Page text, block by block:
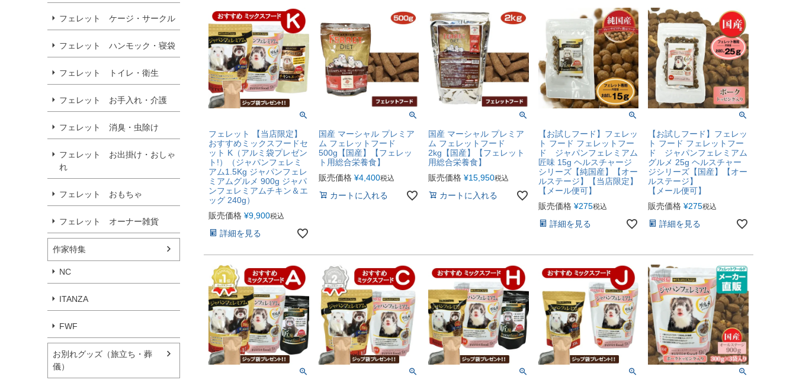
フェレット ケージ・サークル
フェレット ハンモック・寝袋
フェレット トイレ・衛生
フェレット お手入れ・介護
フェレット 消臭・虫除け
フェレット お出掛け・おしゃ
れ
フェレット おもちゃ
フェレット オーナー雑貨
作家特集
NC
ITANZA
FWF
お別れグッズ（旅立ち・葬
儀）
フェレット 【当店限定】
おすすめミックスフードセ
ット K（アルミ袋プレゼン
ト!）（ジャパンフェレミ
アム1.5Kg ジャパンフェレ
ミアムグルメ 900g ジャパ
ンフェレミアムチキン＆エ
ッグ 240g）
販売価格 ¥9,900税込
詳細を見る
国産 マーシャル プレミア
ム フェレットフード
500g【国産】【フェレッ
ト用総合栄養食】
販売価格 ¥4,400税込
カートに入れる
国産 マーシャル プレミア
ム フェレットフード
2kg【国産】【フェレット
用総合栄養食】
販売価格 ¥15,950税込
カートに入れる
【お試しフード】フェレッ
ト フード フェレットフー
ド ジャパンフェレミアム
匠味 15g ヘルスチャージ
シリーズ【純国産】【オー
ルステージ】【当店限定】
【メール便可】
販売価格 ¥275税込
詳細を見る
【お試しフード】フェレッ
ト フード フェレットフー
ド ジャパンフェレミアム
グルメ 25g ヘルスチャー
ジシリーズ【国産】【オー
ルステージ】
【メール便可】
販売価格 ¥275税込
詳細を見る